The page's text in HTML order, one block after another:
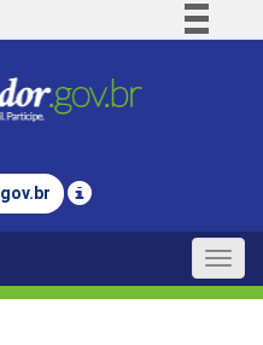
Comunica BR
Legislação
gov.br
Toggle